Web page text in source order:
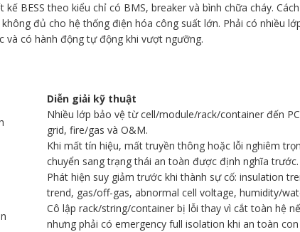
kế BESS theo kiểu chỉ có BMS, breaker và bình chữa cháy.
đủ cho hệ thống điện hóa công suất lớn. Phải có nhiều
và có hành động tự động khi vượt ngưỡng.
Diễn giải kỹ thuật
Nhiều lớp bảo vệ từ cell/module/rack/container đến
grid, fire/gas và O&M.
Khi mất tín hiệu, mất truyền thông hoặc lỗi nghiêm
chuyển sang trạng thái an toàn được định nghĩa trước.
Phát hiện suy giảm trước khi thành sự cố: insulation
trend, gas/off-gas, abnormal cell voltage, humidity/
Cô lập rack/string/container bị lỗi thay vì cắt toàn hệ
nhưng phải có emergency full isolation khi an toàn